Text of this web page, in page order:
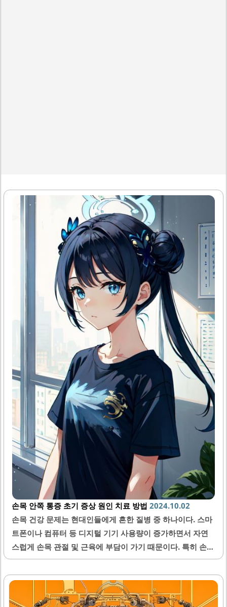
손목 안쪽 통증 초기 증상 원인 치료 방법 2024.10.02
손목 건강 문제는 현대인들에게 흔한 질병 중 하나이다. 스마
트폰이나 컴퓨터 등 디지털 기기 사용량이 증가하면서 자연
스럽게 손목 관절 및 근육에 부담이 가기 때문이다. 특히 손복
안쪽에서 느껴지는 통증은 일상생활에서도 큰 불편함을 초래
할 수 있다. 따라서 이 글에서는 손목 안쪽 통증의 다양한 원
인과 그에 따른 적절한 관리법들을 소개하고자 한다. 1. 손목
터널 증후군 가장 대표적인 손목 안쪽 통증의 원인으로는 손